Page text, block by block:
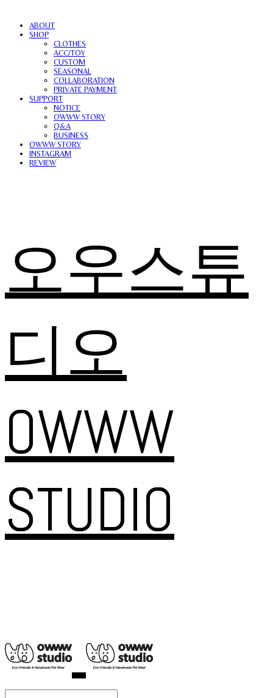
ABOUT
SHOP
CLOTHES
ACC/TOY
CUSTOM
SEASONAL
COLLABORATION
PRIVATE PAYMENT
SUPPORT
NOTICE
OWWW STORY
Q&A
BUSINESS
OWWW STORY
INSTAGRAM
REVIEW
오우스튜
디오
OWWW
STUDIO